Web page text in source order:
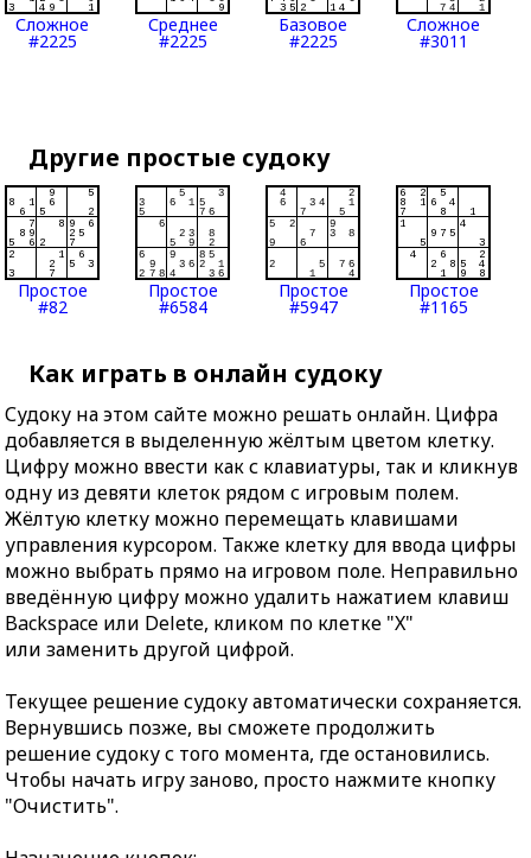
Сложное
#2225
Среднее
#2225
Базовое
#2225
Сложное
#3011
Другие простые судоку
Простое
#82
Простое
#6584
Простое
#5947
Простое
#1165
Как играть в онлайн судоку
Судоку на этом сайте можно решать онлайн. Цифра
добавляется в выделенную жёлтым цветом клетку.
Цифру можно ввести как с клавиатуры, так и кликнув
одну из девяти клеток рядом с игровым полем.
Жёлтую клетку можно перемещать клавишами
управления курсором. Также клетку для ввода цифры
можно выбрать прямо на игровом поле. Неправильно
введённую цифру можно удалить нажатием клавиш
Backspace или Delete, кликом по клетке "X"
или заменить другой цифрой.
Текущее решение судоку автоматически сохраняется.
Вернувшись позже, вы сможете продолжить
решение судоку с того момента, где остановились.
Чтобы начать игру заново, просто нажмите кнопку
"Очистить".